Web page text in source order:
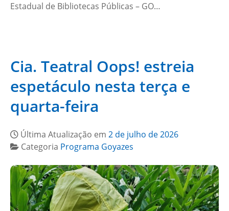
Estadual de Bibliotecas Públicas – GO…
Cia. Teatral Oops! estreia
espetáculo nesta terça e
quarta-feira
Última Atualização em 2 de julho de 2026
Categoria Programa Goyazes